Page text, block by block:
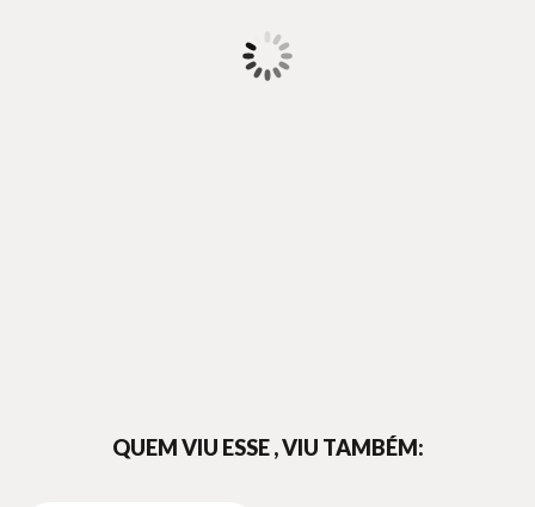
QUEM VIU ESSE , VIU TAMBÉM: